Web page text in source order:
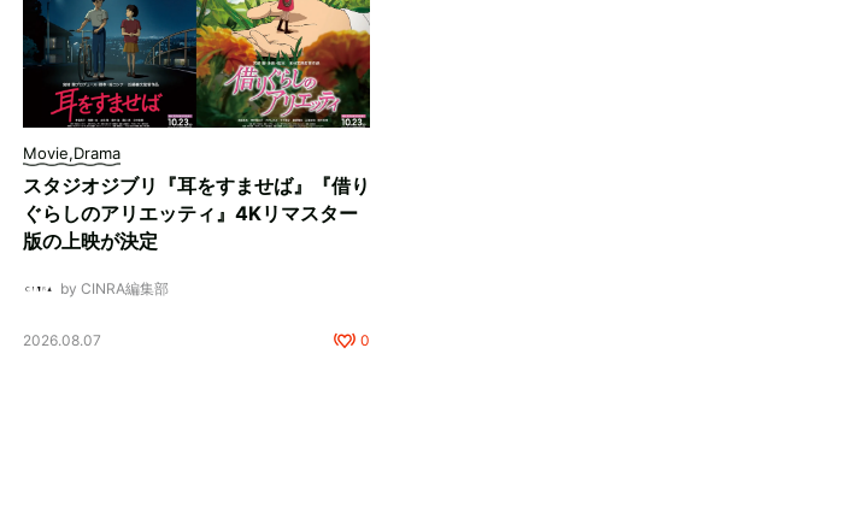
Movie,Drama
スタジオジブリ『耳をすませば』『借り
ぐらしのアリエッティ』4Kリマスター
版の上映が決定
by CINRA編集部
2026.08.07 0